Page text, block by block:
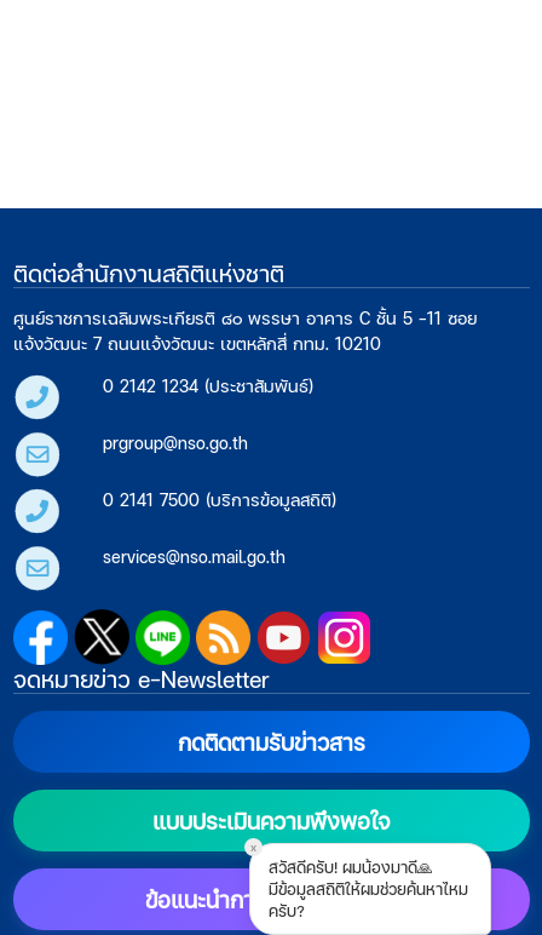
x
สวัสดีครับ! ผมน้องมาดี🙏
มีข้อมูลสถิติให้ผมช่วยค้นหาไหม
ครับ?
ติดต่อสำนักงานสถิติแห่งชาติ
ศูนย์ราชการเฉลิมพระเกียรติ ๘๐ พรรษา อาคาร C ชั้น 5 -11 ซอย
แจ้งวัฒนะ 7 ถนนแจ้งวัฒนะ เขตหลักสี่ กทม. 10210
0 2142 1234 (ประชาสัมพันธ์)
prgroup@nso.go.th
0 2141 7500 (บริการข้อมูลสถิติ)
services@nso.mail.go.th
จดหมายข่าว e-Newsletter
กดติดตามรับข่าวสาร
แบบประเมินความพึงพอใจ
ข้อแนะนำการตั้งค่าแสดงผล